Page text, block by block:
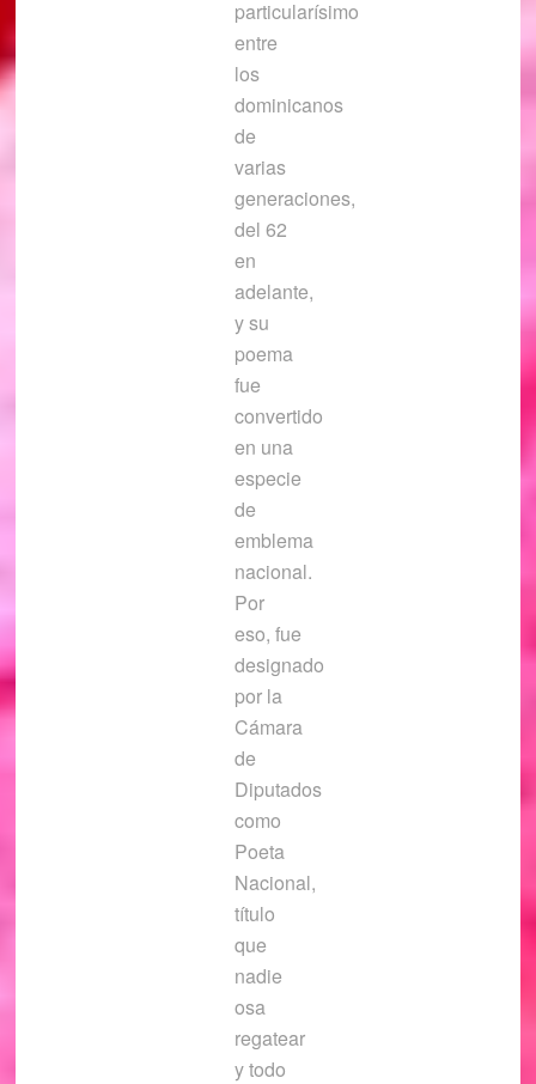
particularísimo
entre
los
dominicanos
de
varias
generaciones,
del 62
en
adelante,
y su
poema
fue
convertido
en una
especie
de
emblema
nacional.
Por
eso, fue
designado
por la
Cámara
de
Diputados
como
Poeta
Nacional,
título
que
nadie
osa
regatear
y todo